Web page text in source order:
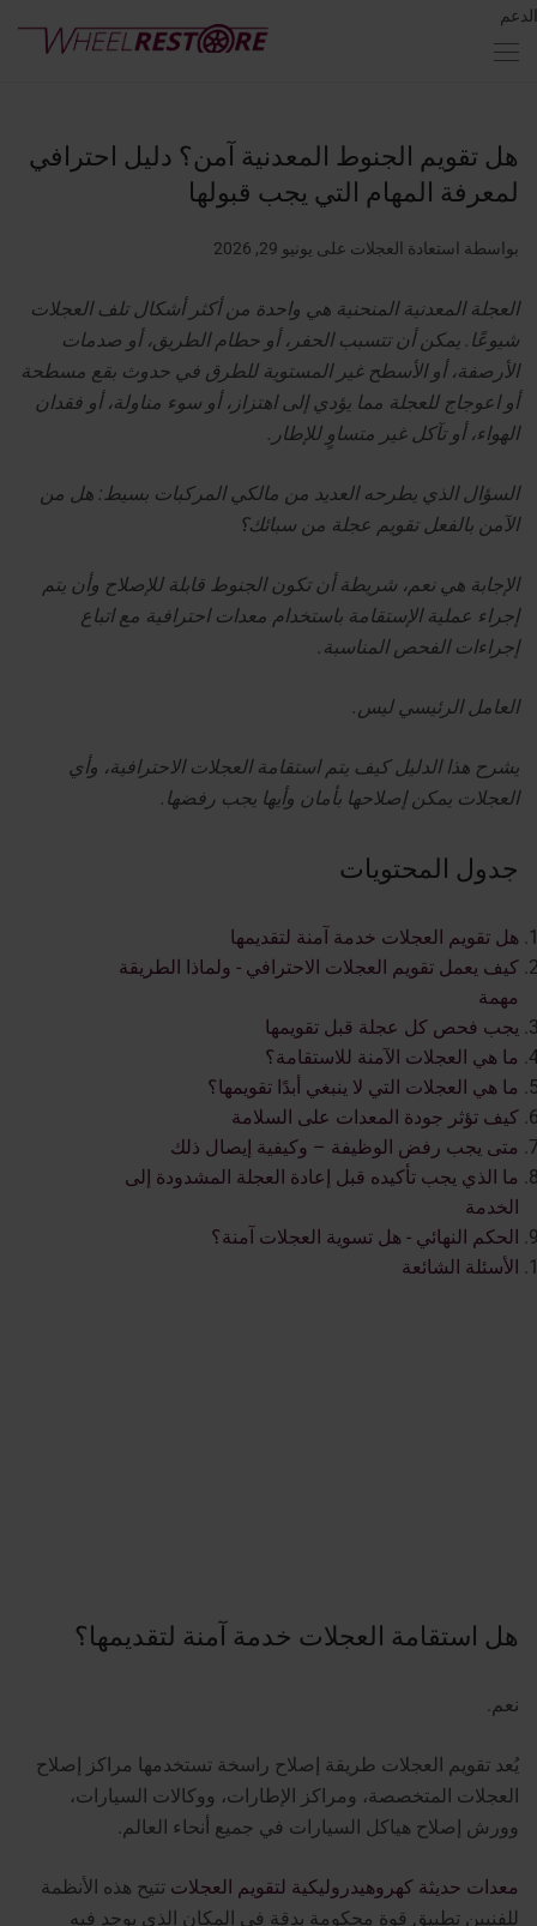
الدعم
هل تقويم الجنوط المعدنية آمن؟ دليل احترافي
لمعرفة المهام التي يجب قبولها
بواسطة استعادة العجلات على يونيو 29, 2026
العجلة المعدنية المنحنية هي واحدة من أكثر أشكال تلف العجلات
شيوعًا. يمكن أن تتسبب الحفر، أو حطام الطريق، أو صدمات
الأرصفة، أو الأسطح غير المستوية للطرق في حدوث بقع مسطحة
أو اعوجاج للعجلة مما يؤدي إلى اهتزاز، أو سوء مناولة، أو فقدان
الهواء، أو تآكل غير متساوٍ للإطار.
السؤال الذي يطرحه العديد من مالكي المركبات بسيط: هل من
الآمن بالفعل تقويم عجلة من سبائك؟
الإجابة هي نعم، شريطة أن تكون الجنوط قابلة للإصلاح وأن يتم
إجراء عملية الإستقامة باستخدام معدات احترافية مع اتباع
إجراءات الفحص المناسبة.
العامل الرئيسي ليس.
يشرح هذا الدليل كيف يتم استقامة العجلات الاحترافية، وأي
العجلات يمكن إصلاحها بأمان وأيها يجب رفضها.
جدول المحتويات
هل تقويم العجلات خدمة آمنة لتقديمها
كيف يعمل تقويم العجلات الاحترافي - ولماذا الطريقة
مهمة
يجب فحص كل عجلة قبل تقويمها
ما هي العجلات الآمنة للاستقامة؟
ما هي العجلات التي لا ينبغي أبدًا تقويمها؟
كيف تؤثر جودة المعدات على السلامة
متى يجب رفض الوظيفة – وكيفية إيصال ذلك
ما الذي يجب تأكيده قبل إعادة العجلة المشدودة إلى
الخدمة
الحكم النهائي - هل تسوية العجلات آمنة؟
الأسئلة الشائعة
هل استقامة العجلات خدمة آمنة لتقديمها؟
نعم.
يُعد تقويم العجلات طريقة إصلاح راسخة تستخدمها مراكز إصلاح
العجلات المتخصصة، ومراكز الإطارات، ووكالات السيارات،
وورش إصلاح هياكل السيارات في جميع أنحاء العالم.
معدات حديثة كهروهيدروليكية لتقويم العجلات تتيح هذه الأنظمة
للفنيين تطبيق قوة محكومة بدقة في المكان الذي يوجد فيه